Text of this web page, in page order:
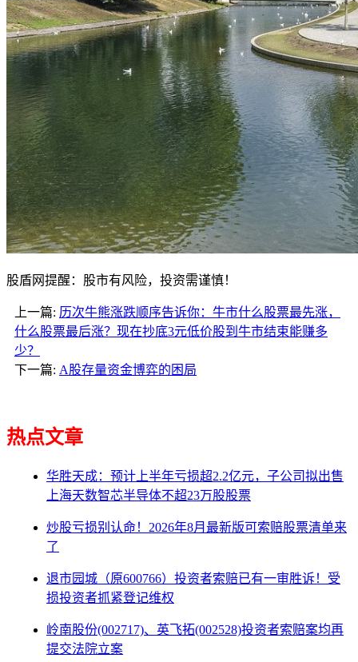
股盾网提醒：股市有风险，投资需谨慎！
上一篇: 历次牛熊涨跌顺序告诉你：牛市什么股票最先涨，
什么股票最后涨？现在抄底3元低价股到牛市结束能赚多
少？
下一篇: A股存量资金博弈的困局
热点文章
华胜天成：预计上半年亏损超2.2亿元，子公司拟出售
上海天数智芯半导体不超23万股股票
炒股亏损别认命！2026年8月最新版可索赔股票清单来
了
退市园城（原600766）投资者索赔已有一审胜诉！受
损投资者抓紧登记维权
岭南股份(002717)、英飞拓(002528)投资者索赔案均再
提交法院立案